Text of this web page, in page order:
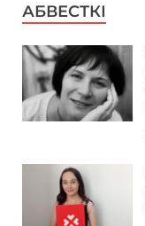
АБВЕСТКІ